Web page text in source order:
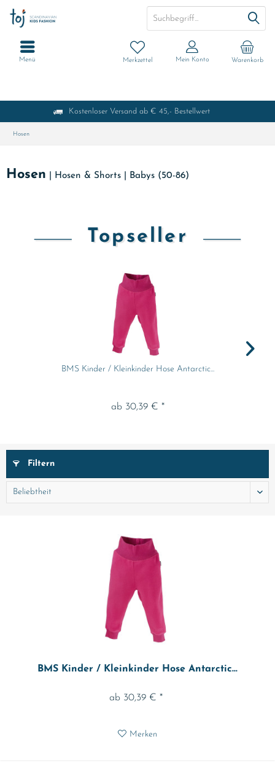
Kostenloser Versand ab € 45,- Bestellwert
Warenkorb
Merkzettel Mein Konto
Menü
Hosen
Hosen Hosen & Shorts| Babys (50-86)
Topseller
BMS Kinder / Kleinkinder Hose Antarctic...
ab 30,39 € *
Filtern
BMS Kinder / Kleinkinder Hose Antarctic...
ab 30,39 € *
Merken